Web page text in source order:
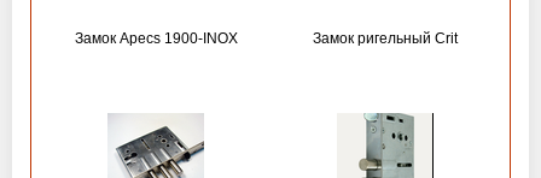
Замок Apecs 1900-INOX Замок ригельный Crit